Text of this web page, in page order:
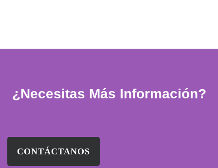
¿Necesitas Más Información?
CONTÁCTANOS